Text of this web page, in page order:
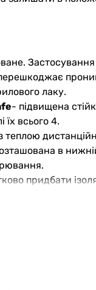
лаку.
- підвищена
всього 4.
в
придбати
природної